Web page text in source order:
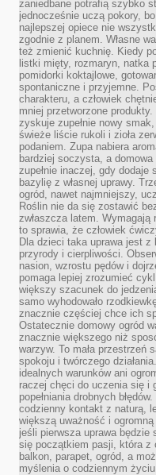
zaniedbane potrafią szybko
jednocześnie uczą pokory,
najlepszej opiece nie
zgodnie z planem. Własne
też zmienić kuchnię. Kiedy
listki mięty, rozmaryn, natka
pomidorki koktajlowe,
spontaniczne i przyjemne.
charakteru, a człowiek
mniej przetworzone produkty.
zyskuje zupełnie nowy
świeże liście rukoli i zioła
podaniem. Zupa nabiera
bardziej soczysta, a
zupełnie inaczej, gdy dodaje
bazylię z własnej uprawy.
ogród, nawet najmniejszy,
Roślin nie da się zostawić
zwłaszcza latem. Wymagają
to sprawia, że człowiek
Dla dzieci taka uprawa jest
przyrody i cierpliwości.
nasion, wzrostu pędów i
pomaga lepiej zrozumieć
większy szacunek do
samo wyhodowało
znacznie częściej chce ich
Ostatecznie domowy ogród
znacznie większego niż
warzyw. To mała przestrzeń
spokoju i twórczego
idealnych warunków ani
raczej chęci do uczenia się i
popełniania drobnych
codzienny kontakt z naturą,
większą uważność i
jeśli pierwsza uprawa będzie
się początkiem pasji, która z
balkon, parapet, ogród, a
myślenia o codziennym